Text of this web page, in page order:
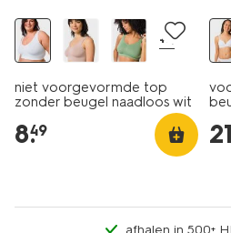
+4
niet voorgevormde top
zonder beugel naadloos wit
8.
49 21
afhalen in 500+